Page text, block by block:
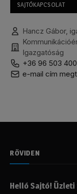
SAJTÓKAPCSOLAT
Hancz Gábor,
Igazgatóság
+36 96 503
e-mail cím
RÖVIDEN
Helló Sajtó!